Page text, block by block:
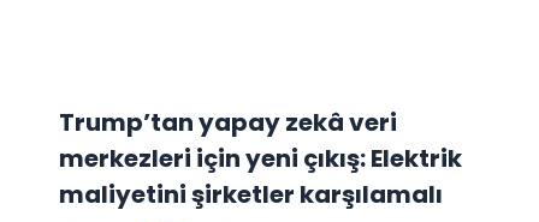
Trump’tan yapay zekâ veri
merkezleri için yeni çıkış: Elektrik
maliyetini şirketler karşılamalı